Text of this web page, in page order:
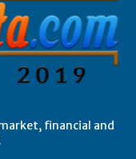
financial and